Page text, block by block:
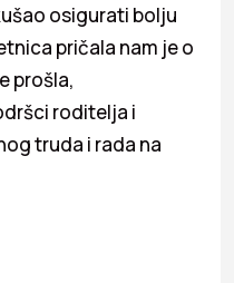
osigurati bolju
pričala nam je o
prošla,
roditelja i
truda i rada na